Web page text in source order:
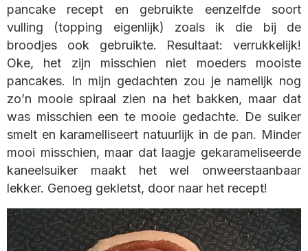
pancake recept en gebruikte eenzelfde soort
vulling (topping eigenlijk) zoals ik die bij de
broodjes ook gebruikte. Resultaat: verrukkelijk!
Oke, het zijn misschien niet moeders mooiste
pancakes. In mijn gedachten zou je namelijk nog
zo’n mooie spiraal zien na het bakken, maar dat
was misschien een te mooie gedachte. De suiker
smelt en karamelliseert natuurlijk in de pan. Minder
mooi misschien, maar dat laagje gekarameliseerde
kaneelsuiker maakt het wel onweerstaanbaar
lekker. Genoeg gekletst, door naar het recept!